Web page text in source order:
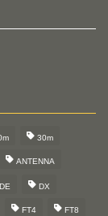
30m
ANTENNA
DX
FT4 FT8